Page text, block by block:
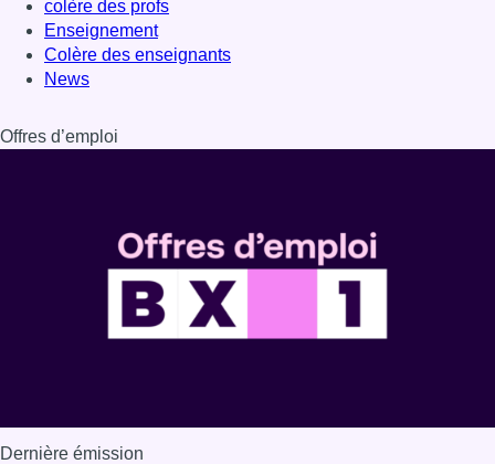
colère des profs
Enseignement
Colère des enseignants
News
Offres d’emploi
Dernière émission